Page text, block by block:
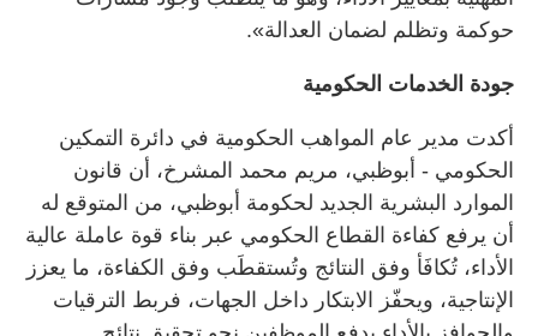
حوكمة وتظلم لضمان العدالة».
جودة الخدمات الحكومية
أكدت مدير عام المواهب الحكومية في دائرة التمكين
الحكومي - أبوظبي، مريم محمد المشرخ، أن قانون
الموارد البشرية الجديد لحكومة أبوظبي، من المتوقع له
أن يرفع كفاءة القطاع الحكومي عبر بناء قوة عاملة عالية
الأداء، تُكافَأ وفق النتائج وتُستقطَب وفق الكفاءة، ما يعزز
الإنتاجية، ويحفّز الابتكار داخل الجهات، فربط الترقيات